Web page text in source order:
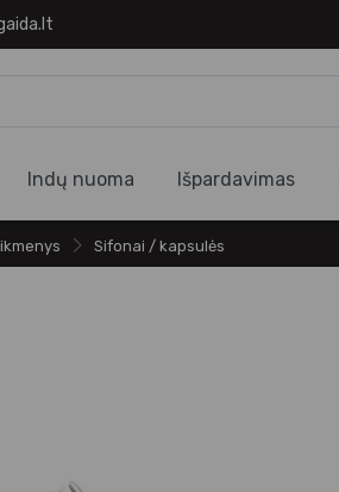
Indų nuoma Išpardavimas
Sifonai / kapsulės